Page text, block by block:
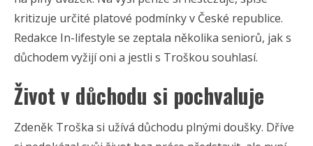
kritizuje určité platové podmínky v České republice.
Redakce In-lifestyle se zeptala několika seniorů, jak s
důchodem vyžijí oni a jestli s Troškou souhlasí.
Život v důchodu si pochvaluje
Zdeněk Troška si užívá důchodu plnými doušky. Dříve